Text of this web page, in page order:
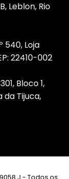
Leblon, Rio
540, Loja
22410-002
Bloco 1,
da Tijuca,